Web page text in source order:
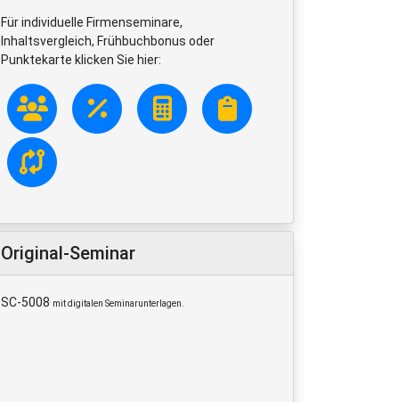
Für individuelle Firmenseminare,
Inhaltsvergleich, Frühbuchbonus oder
Punktekarte klicken Sie hier:
Original-Seminar
SC-5008 mit digitalen Seminarunterlagen.